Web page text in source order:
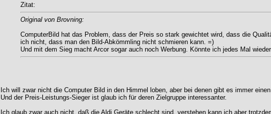
Zitat:
Original von Brovning:
ComputerBild hat das Problem, dass der Preis so stark gewichtet wird, dass die
ich nicht, dass man den Bild-Abkömmling nicht schmieren kann. =)
Und mit dem Sieg macht Arcor sogar auch noch Werbung. Könnte ich jedes Mal
Ich will zwar nicht die Computer Bild in den Himmel loben, aber bei denen gibt es immer
Und der Preis-Leistungs-Sieger ist glaub ich für deren Zielgruppe interessanter.
Ich glaub zwar auch nicht, daß die Aldi Geräte schlecht sind, verstehen kann ich aber